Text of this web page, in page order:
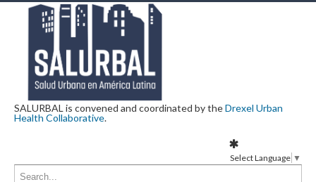
SALURBAL is convened and coordinated by theDrexel Urban
Health Collaborative.
Select Language ▼